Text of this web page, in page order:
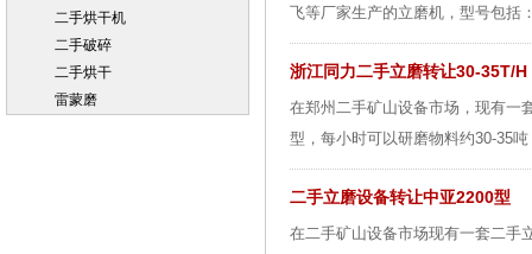
二手烘干机
二手破碎
二手烘干
雷蒙磨
飞等厂家生产的立磨机，型号包括
浙江同力二手立磨转让30-35T/H
在郑州二手矿山设备市场，现有一
型，每小时可以研磨物料约30-35
二手立磨设备转让中亚2200型
在二手矿山设备市场现有一套二手